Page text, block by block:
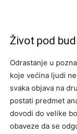
Život pod
Odrastanje u
koje većina ljudi
svaka objava na
postati predmet
dovodi do velike
obaveze da se